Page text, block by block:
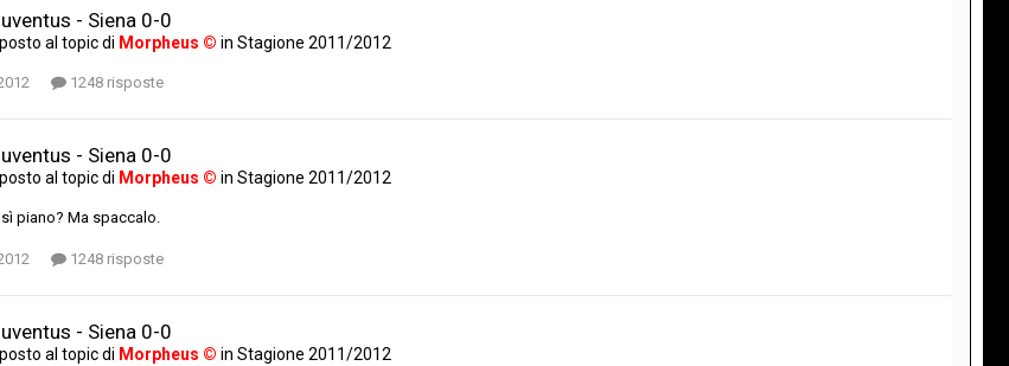
- Siena 0-0
al topic di Morpheus © in Stagione 2011/2012
1248 risposte
- Siena 0-0
al topic di Morpheus © in Stagione 2011/2012
piano? Ma spaccalo.
1248 risposte
- Siena 0-0
al topic di Morpheus © in Stagione 2011/2012